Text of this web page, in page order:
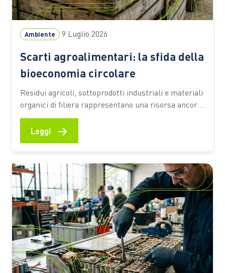
Ambiente 9 Luglio 2026
Scarti agroalimentari: la sfida della
bioeconomia circolare
Residui agricoli, sottoprodotti industriali e materiali
organici di filiera rappresentano una risorsa ancora
sottoutilizzata. Secondo una stima dell’Università
Cattolica, circa il 70% resta fuori da percorsi di
lascia dietro di sé una grande quantità di residui.
Paglia, potature,…
Leggi →